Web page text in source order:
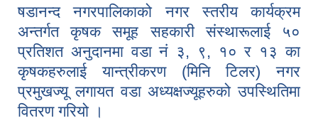
षडानन्द नगरपालिकाको नगर स्तरीय कार्यक्रम
अन्तर्गत कृषक समूह सहकारी संस्थारूलाई ५०
प्रतिशत अनुदानमा वडा नं ३, ९, १० र १३ का
कृषकहरुलाई यान्त्रीकरण (मिनि टिलर) नगर
प्रमुखज्यू लगायत वडा अध्यक्षज्यूहरुको उपस्थितिमा
वितरण गरियो ।